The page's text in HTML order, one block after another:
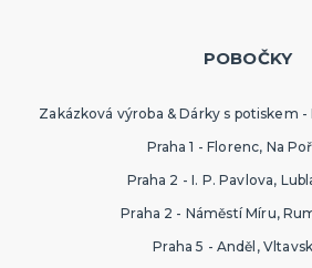
POBOČKY
Zakázková výroba & Dárky s potiskem -
Praha 1 - Florenc, Na
Praha 2 - I. P. Pavlova,
Praha 2 - Náměstí Míru,
Praha 5 - Anděl,